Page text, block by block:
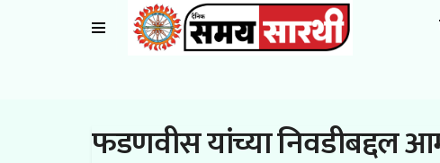
फडणवीस यांच्या निवडीबद्दल